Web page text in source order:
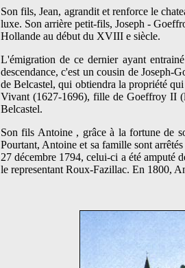
Son fils, Jean, agrandit et renforce le
luxe. Son arrière petit-fils, Joseph -
Hollande au début du XVIII e siècle.
L'émigration de ce dernier ayant
descendance, c'est un cousin de
de Belcastel, qui obtiendra la propriété
Vivant (1627-1696), fille de Goeffroy II
Belcastel.
Son fils Antoine , grâce à la fortune de
Pourtant, Antoine et sa famille sont
27 décembre 1794, celui-ci a été amputé
le representant Roux-Fazillac. En 1800,